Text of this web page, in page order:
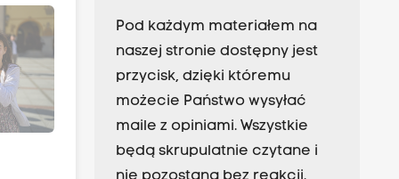
Pod każdym materiałem na
naszej stronie dostępny jest
przycisk, dzięki któremu
możecie Państwo wysyłać
maile z opiniami. Wszystkie
będą skrupulatnie czytane i